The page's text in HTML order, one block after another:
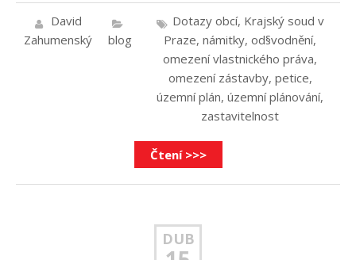
David
Zahumenský
blog
Dotazy obcí, Krajský soud v
Praze, námitky, od§vodnění,
omezení vlastnického práva,
omezení zástavby, petice,
územní plán, územní plánování,
zastavitelnost
Čtení >>>
DUB